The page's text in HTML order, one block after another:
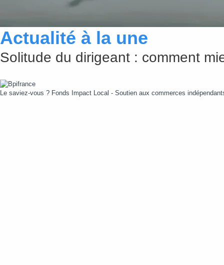
Actualité à la une
Solitude du dirigeant : comment
Le saviez-vous ? Fonds Impact Local - Soutien aux commerces